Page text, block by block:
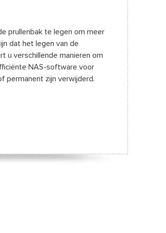
prullenbak te legen om meer
dat het legen van de
u verschillende manieren om
NAS-software voor
permanent zijn verwijderd.